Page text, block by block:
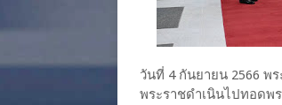
วันที่ 4 กันยายน 2566 พ
พระราชดำเนินไปทอดพ